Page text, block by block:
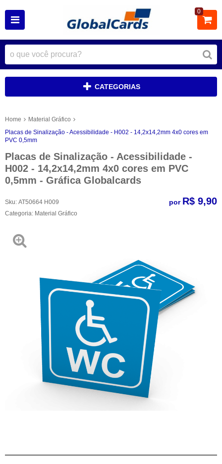
0
CATEGORIAS
Home
Material Gráfico
Placas de Sinalização - Acessibilidade - H002 - 14,2x14,2mm 4x0 cores em
PVC 0,5mm
Placas de Sinalização - Acessibilidade -
H002 - 14,2x14,2mm 4x0 cores em PVC
0,5mm - Gráfica Globalcards
Sku: AT50664 H009
Categoria: Material Gráfico
por R$ 9,90